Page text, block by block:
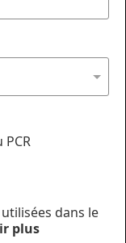
dans le
plus